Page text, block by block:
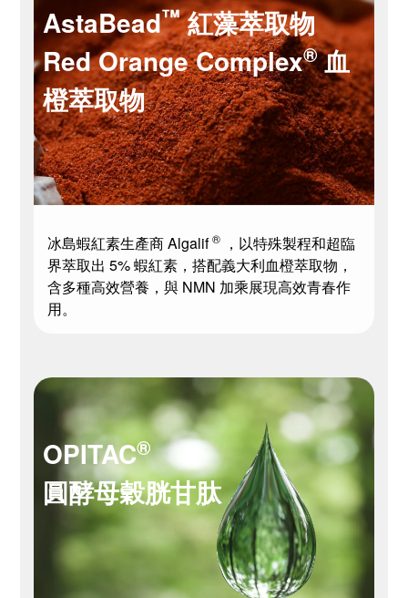
AstaBead™紅藻萃取物
Red Orange Complex®血
橙萃取物
冰島蝦紅素生產商 Algalif®
，以特殊製程和超臨
界萃取出 5% 蝦紅素，搭配義大利血橙萃取物，
含多種高效營養，與 NMN 加乘展現高效青春作
用。
OPITAC®
圓酵母穀胱甘肽